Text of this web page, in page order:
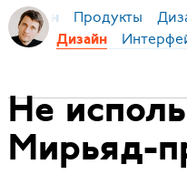
Бирман Продукты
Дизайн
Не
Мирьяд-